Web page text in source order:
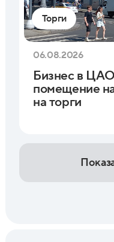
Торги
06.08.2026
Бизнес в
помещение
на торги